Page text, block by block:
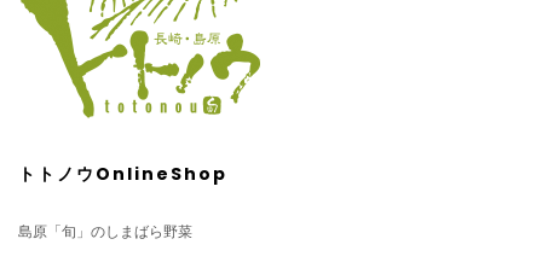
トトノウOnlineShop
島原「旬」のしまばら野菜